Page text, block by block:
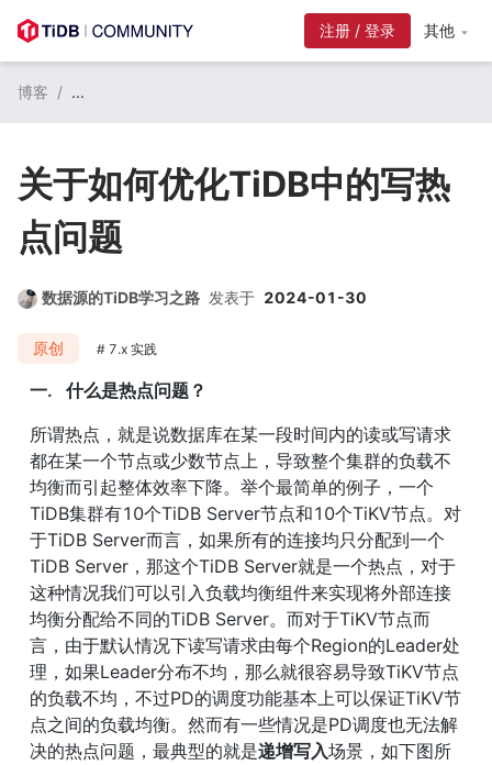
其他
博客 / ...
关于如何优化TiDB中的写热
点问题
数据源的TiDB学习之路 发表于 2024-01-30
原创 7.x 实践
一.   什么是热点问题？
所谓热点，就是说数据库在某一段时间内的读或写请求
都在某一个节点或少数节点上，导致整个集群的负载不
均衡而引起整体效率下降。举个最简单的例子，一个
TiDB集群有10个TiDB Server节点和10个TiKV节点。对
于TiDB Server而言，如果所有的连接均只分配到一个
TiDB Server，那这个TiDB Server就是一个热点，对于
这种情况我们可以引入负载均衡组件来实现将外部连接
均衡分配给不同的TiDB Server。而对于TiKV节点而
言，由于默认情况下读写请求由每个Region的Leader处
理，如果Leader分布不均，那么就很容易导致TiKV节点
的负载不均，不过PD的调度功能基本上可以保证TiKV节
点之间的负载均衡。然而有一些情况是PD调度也无法解
决的热点问题，最典型的就是递增写入场景，如下图所